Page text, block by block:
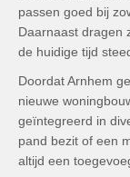
passen goed bij
Daarnaast dragen
de huidige tijd
Doordat Arnhem
nieuwe
geïntegreerd in
pand bezit of een
altijd een